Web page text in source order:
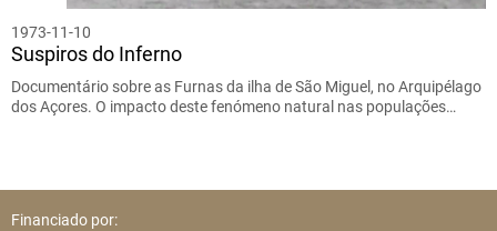
1973-11-10
Suspiros do Inferno
Documentário sobre as Furnas da ilha de São Miguel, no Arquipélago
dos Açores. O impacto deste fenómeno natural nas populações…
Financiado por: